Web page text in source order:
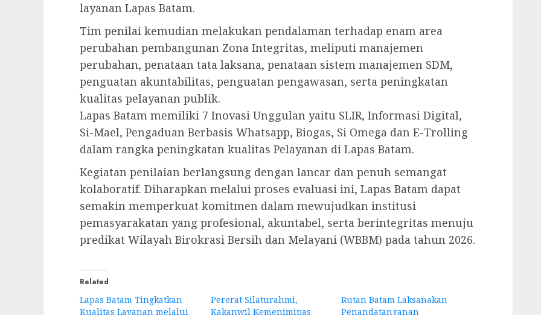
layanan Lapas Batam.
Tim penilai kemudian melakukan pendalaman terhadap enam area
perubahan pembangunan Zona Integritas, meliputi manajemen
perubahan, penataan tata laksana, penataan sistem manajemen SDM,
penguatan akuntabilitas, penguatan pengawasan, serta peningkatan
kualitas pelayanan publik.
Lapas Batam memiliki 7 Inovasi Unggulan yaitu SLIR, Informasi Digital,
Si-Mael, Pengaduan Berbasis Whatsapp, Biogas, Si Omega dan E-Trolling
dalam rangka peningkatan kualitas Pelayanan di Lapas Batam.
Kegiatan penilaian berlangsung dengan lancar dan penuh semangat
kolaboratif. Diharapkan melalui proses evaluasi ini, Lapas Batam dapat
semakin memperkuat komitmen dalam mewujudkan institusi
pemasyarakatan yang profesional, akuntabel, serta berintegritas menuju
predikat Wilayah Birokrasi Bersih dan Melayani (WBBM) pada tahun 2026.
Related
Lapas Batam Tingkatkan
Kualitas Layanan melalui
Pererat Silaturahmi,
Kakanwil Kemenimipas
Rutan Batam Laksanakan
Penandatanganan